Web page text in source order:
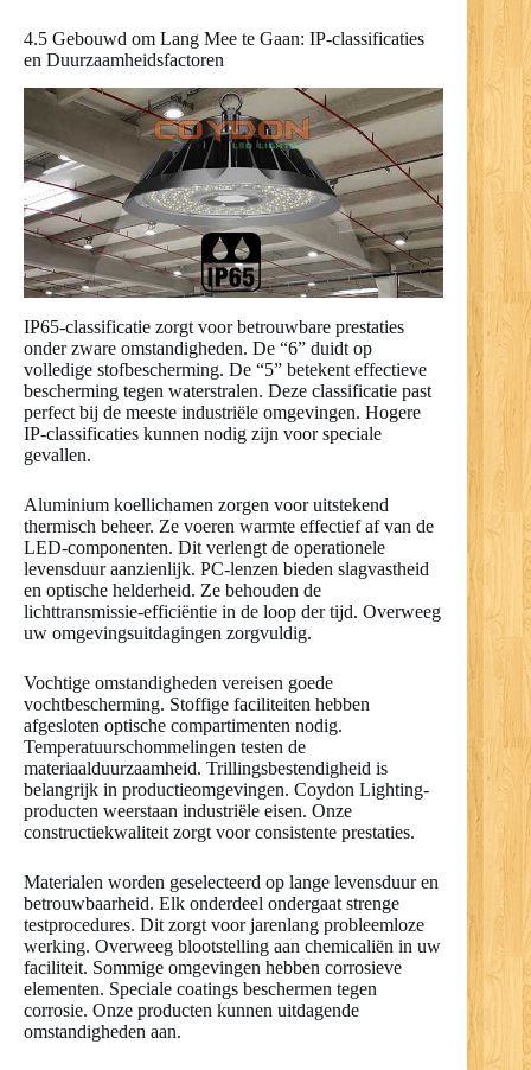
4.5 Gebouwd om Lang Mee te Gaan: IP-classificaties
en Duurzaamheidsfactoren
IP65-classificatie zorgt voor betrouwbare prestaties
onder zware omstandigheden. De “6” duidt op
volledige stofbescherming. De “5” betekent effectieve
bescherming tegen waterstralen. Deze classificatie past
perfect bij de meeste industriële omgevingen. Hogere
IP-classificaties kunnen nodig zijn voor speciale
gevallen.
Aluminium koellichamen zorgen voor uitstekend
thermisch beheer. Ze voeren warmte effectief af van de
LED-componenten. Dit verlengt de operationele
levensduur aanzienlijk. PC-lenzen bieden slagvastheid
en optische helderheid. Ze behouden de
lichttransmissie-efficiëntie in de loop der tijd. Overweeg
uw omgevingsuitdagingen zorgvuldig.
Vochtige omstandigheden vereisen goede
vochtbescherming. Stoffige faciliteiten hebben
afgesloten optische compartimenten nodig.
Temperatuurschommelingen testen de
materiaalduurzaamheid. Trillingsbestendigheid is
belangrijk in productieomgevingen. Coydon Lighting-
producten weerstaan industriële eisen. Onze
constructiekwaliteit zorgt voor consistente prestaties.
Materialen worden geselecteerd op lange levensduur en
betrouwbaarheid. Elk onderdeel ondergaat strenge
testprocedures. Dit zorgt voor jarenlang probleemloze
werking. Overweeg blootstelling aan chemicaliën in uw
faciliteit. Sommige omgevingen hebben corrosieve
elementen. Speciale coatings beschermen tegen
corrosie. Onze producten kunnen uitdagende
omstandigheden aan.